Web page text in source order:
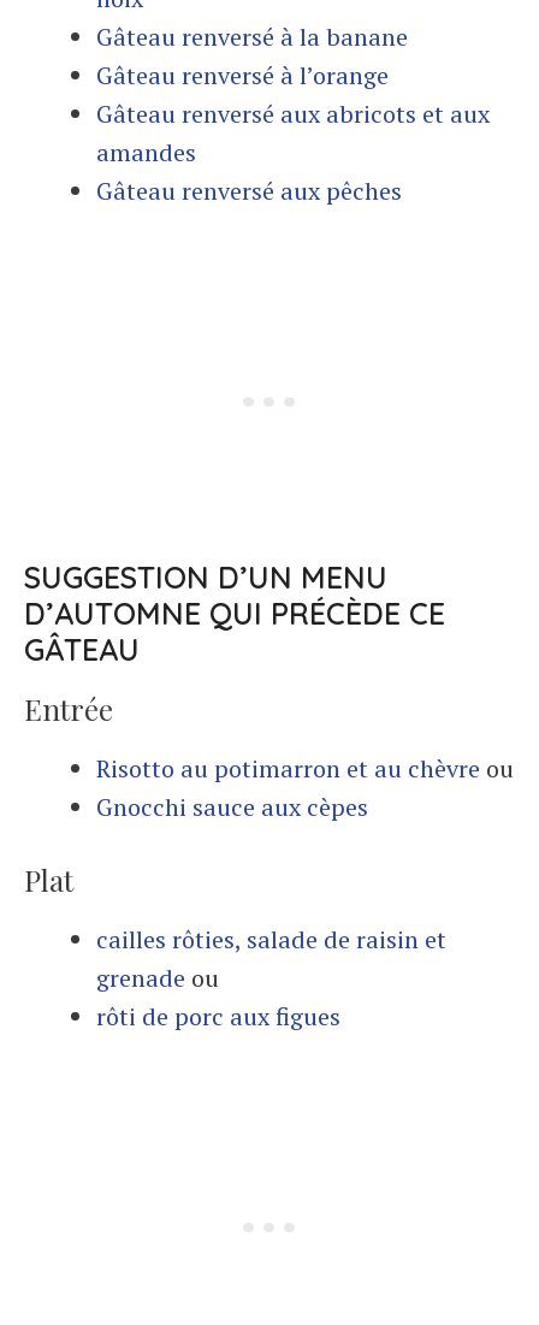
Gâteau renversé à la banane
Gâteau renversé à l’orange
Gâteau renversé aux abricots et aux
amandes
Gâteau renversé aux pêches
SUGGESTION D’UN MENU
D’AUTOMNE QUI PRÉCÈDE CE
GÂTEAU
Entrée
Risotto au potimarron et au chèvre ou
Gnocchi sauce aux cèpes
Plat
cailles rôties, salade de raisin et
grenade ou
rôti de porc aux figues